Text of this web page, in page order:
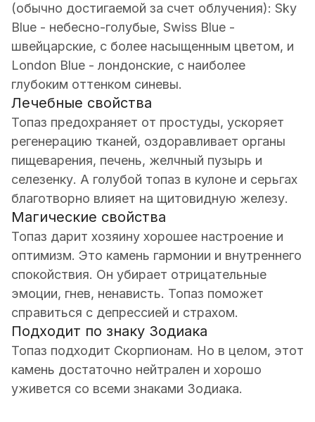
(обычно достигаемой за счет облучения): Sky
Blue - небесно-голубые, Swiss Blue -
швейцарские, с более насыщенным цветом, и
London Blue - лондонские, с наиболее
глубоким оттенком синевы.
Лечебные свойства
Топаз предохраняет от простуды, ускоряет
регенерацию тканей, оздоравливает органы
пищеварения, печень, желчный пузырь и
селезенку. А голубой топаз в кулоне и серьгах
благотворно влияет на щитовидную железу.
Магические свойства
Топаз дарит хозяину хорошее настроение и
оптимизм. Это камень гармонии и внутреннего
спокойствия. Он убирает отрицательные
эмоции, гнев, ненависть. Топаз поможет
справиться с депрессией и страхом.
Подходит по знаку Зодиака
Топаз подходит Скорпионам. Но в целом, этот
камень достаточно нейтрален и хорошо
уживется со всеми знаками Зодиака.